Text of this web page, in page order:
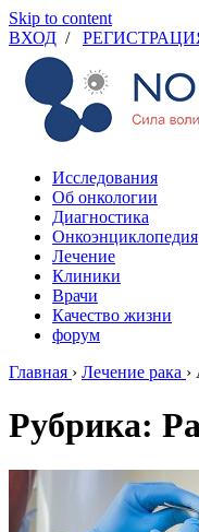
Skip to content
ВХОД /
Исследования
Об онкологии
Диагностика
Онкоэнциклопедия
Лечение
Клиники
Врачи
Качество жизни
форум
Главная › Лечение рака ›
Рубрика: